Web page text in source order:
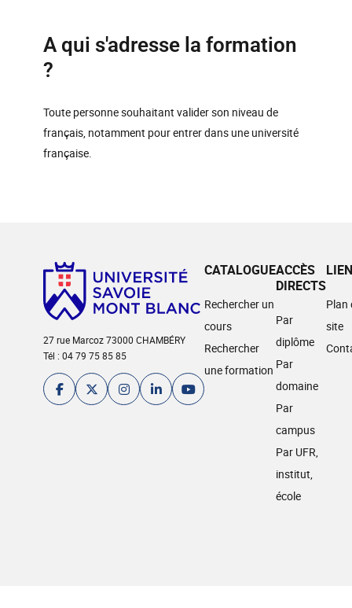
A qui s'adresse la formation
?
Toute personne souhaitant valider son niveau de
français, notamment pour entrer dans une université
française.
27 rue Marcoz 73000 CHAMBÉRY
Tél : 04 79 75 85 85
CATALOGUE
Rechercher un
cours
Rechercher
une formation
ACCÈS
DIRECTS
Par
diplôme
Par
domaine
Par
campus
Par UFR,
institut,
école
Plan
site